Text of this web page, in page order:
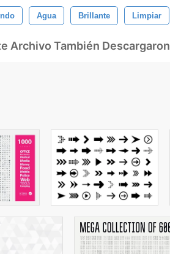
Agua Brillante Limpiar
Archivo También Descargaron